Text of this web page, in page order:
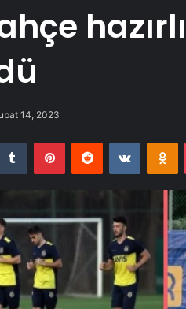
14, 2023
Tumblr PinterestReddit